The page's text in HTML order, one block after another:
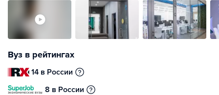
Вуз в рейтингах
14 в России
8 в России